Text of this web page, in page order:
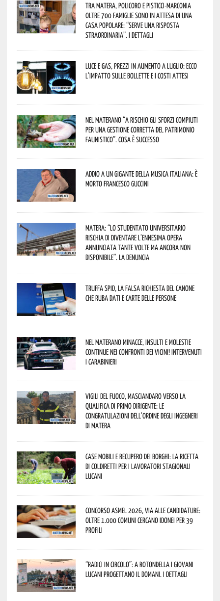
Tra Matera, Policoro e Pisticci-Marconia
oltre 700 famiglie sono in attesa di una
casa popolare: “serve una risposta
straordinaria”. I dettagli
Luce e gas, prezzi in aumento a luglio: ecco
l’impatto sulle bollette e i costi attesi
Nel materano “a rischio gli sforzi compiuti
per una gestione corretta del patrimonio
faunistico”. Cosa è successo
Addio a un gigante della musica italiana: è
morto Francesco Guccini
Matera: “Lo studentato universitario
rischia di diventare l’ennesima opera
annunciata tante volte ma ancora non
disponibile”. La denuncia
Truffa Spid, la falsa richiesta del canone
che ruba dati e carte delle persone
Nel materano minacce, insulti e molestie
continue nei confronti dei vicini! Intervenuti
i Carabinieri
Vigili del Fuoco, Masciandaro verso la
qualifica di Primo Dirigente: le
congratulazioni dell’Ordine degli Ingegneri
di Matera
Case mobili e recupero dei borghi: la ricetta
di Coldiretti per i lavoratori stagionali
lucani
Concorso Asmel 2026, via alle candidature:
oltre 1.000 Comuni cercano idonei per 39
profili
“Radici in Circolo”: a Rotondella i giovani
lucani progettano il domani. I dettagli